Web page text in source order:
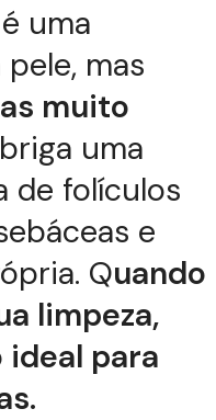
uma
mas
muito
uma
de folículos
e
Quando
limpeza,
para